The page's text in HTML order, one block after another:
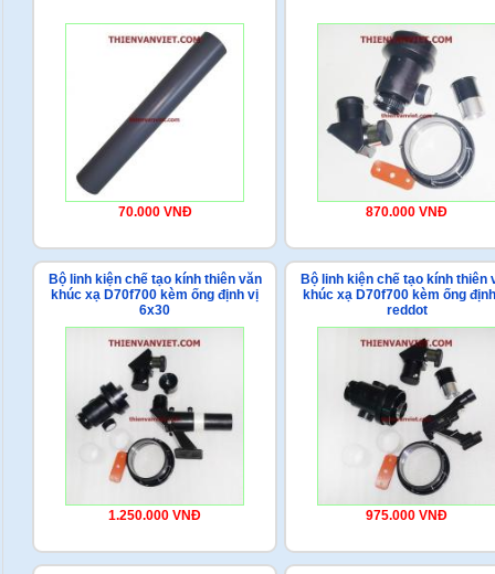
70.000 VNĐ 870.000 VNĐ
Bộ linh kiện chế tạo kính thiên văn
khúc xạ D70f700 kèm ống định vị
6x30
1.250.000 VNĐ
Bộ linh kiện chế tạo kính thiên
khúc xạ D70f700 kèm ống
reddot
975.000 VNĐ